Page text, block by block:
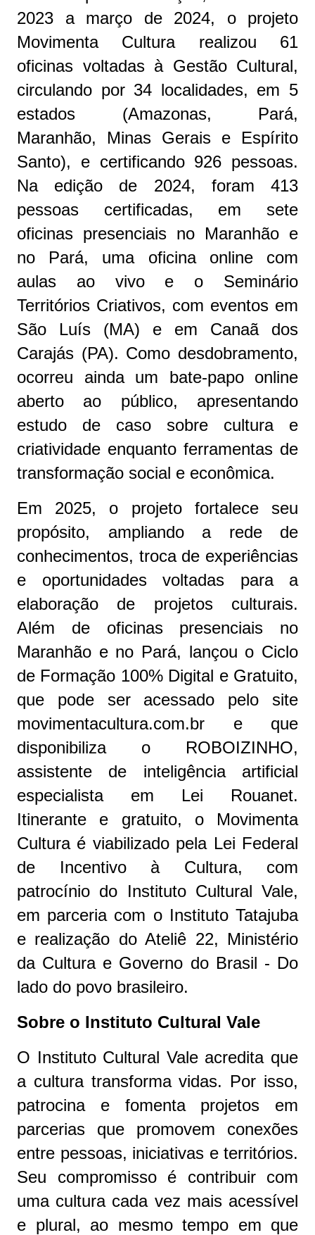
2023 a março de 2024, o projeto
Movimenta Cultura realizou 61
oficinas voltadas à Gestão Cultural,
circulando por 34 localidades, em 5
estados (Amazonas, Pará,
Maranhão, Minas Gerais e Espírito
Santo), e certificando 926 pessoas.
Na edição de 2024, foram 413
pessoas certificadas, em sete
oficinas presenciais no Maranhão e
no Pará, uma oficina online com
aulas ao vivo e o Seminário
Territórios Criativos, com eventos em
São Luís (MA) e em Canaã dos
Carajás (PA). Como desdobramento,
ocorreu ainda um bate-papo online
aberto ao público, apresentando
estudo de caso sobre cultura e
criatividade enquanto ferramentas de
transformação social e econômica.
Em 2025, o projeto fortalece seu
propósito, ampliando a rede de
conhecimentos, troca de experiências
e oportunidades voltadas para a
elaboração de projetos culturais.
Além de oficinas presenciais no
Maranhão e no Pará, lançou o Ciclo
de Formação 100% Digital e Gratuito,
que pode ser acessado pelo site
movimentacultura.com.br e que
disponibiliza o ROBOIZINHO,
assistente de inteligência artificial
especialista em Lei Rouanet.
Itinerante e gratuito, o Movimenta
Cultura é viabilizado pela Lei Federal
de Incentivo à Cultura, com
patrocínio do Instituto Cultural Vale,
em parceria com o Instituto Tatajuba
e realização do Ateliê 22, Ministério
da Cultura e Governo do Brasil - Do
lado do povo brasileiro.
Sobre o Instituto Cultural Vale
O Instituto Cultural Vale acredita que
a cultura transforma vidas. Por isso,
patrocina e fomenta projetos em
parcerias que promovem conexões
entre pessoas, iniciativas e territórios.
Seu compromisso é contribuir com
uma cultura cada vez mais acessível
e plural, ao mesmo tempo em que